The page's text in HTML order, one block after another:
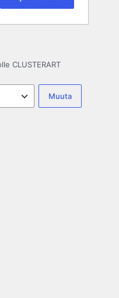
CLUSTERART